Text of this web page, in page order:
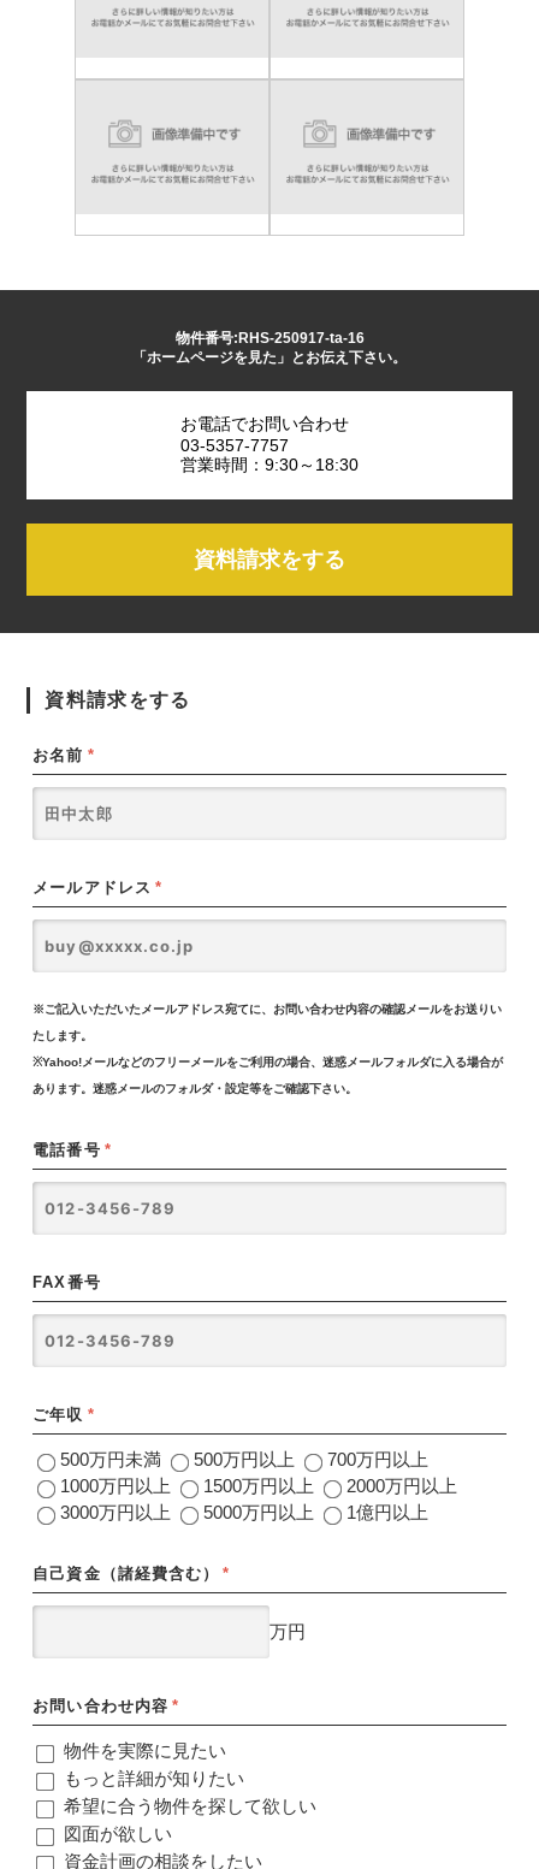
物件番号:RHS-250917-ta-16
「ホームページを見た」とお伝え下さい。
お電話でお問い合わせ
03-5357-7757
営業時間：9:30～18:30
資料請求をする
資料請求をする
お名前 *
メールアドレス *
※ご記入いただいたメールアドレス宛てに、お問い合わせ内容の確認メールをお送りい
たします。
※Yahoo!メールなどのフリーメールをご利用の場合、迷惑メールフォルダに入る場合が
あります。迷惑メールのフォルダ・設定等をご確認下さい。
電話番号 *
FAX番号
ご年収 *
500万円未満 500万円以上
700万円以上
1000万円以上
1500万円以上
2000万円以上
3000万円以上
5000万円以上 1億円以上
自己資金（諸経費含む） *
万円
お問い合わせ内容 *
物件を実際に見たい
もっと詳細が知りたい
希望に合う物件を探して欲しい
図面が欲しい
資金計画の相談をしたい